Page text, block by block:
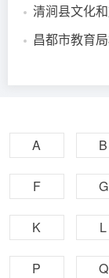
A B
F G
K L
P Q